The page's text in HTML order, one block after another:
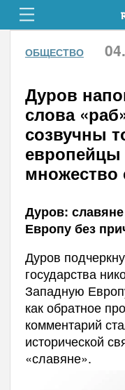
ОБЩЕСТВО
Дуров
слова
созвучны
европейцы
множество
Дуров:
Европу без
Дуров
государства
Западную
как обратное
комментарий
исторической
«славяне».